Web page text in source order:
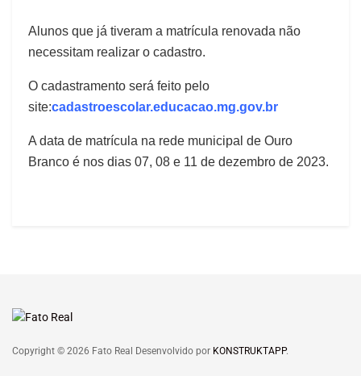
Alunos que já tiveram a matrícula renovada não
necessitam realizar o cadastro.
O cadastramento será feito pelo
site:cadastroescolar.educacao.mg.gov.br
A data de matrícula na rede municipal de Ouro
Branco é nos dias 07, 08 e 11 de dezembro de 2023.
Copyright © 2026 Fato Real Desenvolvido por KONSTRUKTAPP.